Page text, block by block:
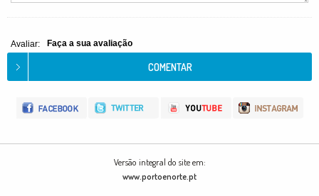
Avaliar: Faça a sua avaliação
Versão integral do site em:
www.portoenorte.pt